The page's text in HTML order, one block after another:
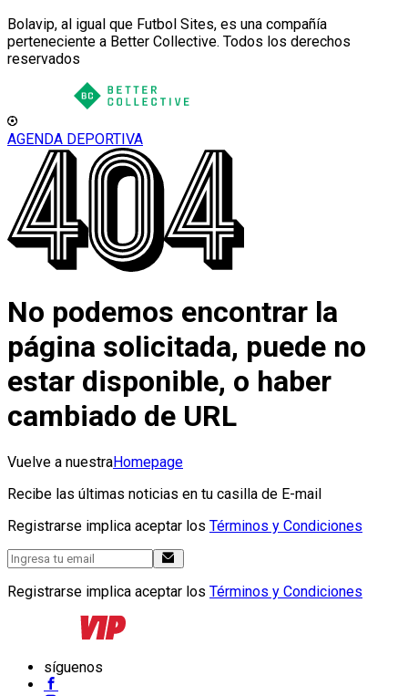
Bolavip, al igual que Futbol Sites, es una compañía
perteneciente a Better Collective. Todos los derechos
reservados
AGENDA DEPORTIVA
No podemos encontrar la
página solicitada, puede no
estar disponible, o haber
cambiado de URL
Vuelve a nuestraHomepage
Recibe las últimas noticias en tu casilla de E-mail
Registrarse implica aceptar los Términos y Condiciones
Registrarse implica aceptar los Términos y Condiciones
síguenos